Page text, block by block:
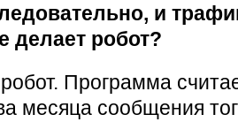
и
делает робот?
Программа
месяца сообщения